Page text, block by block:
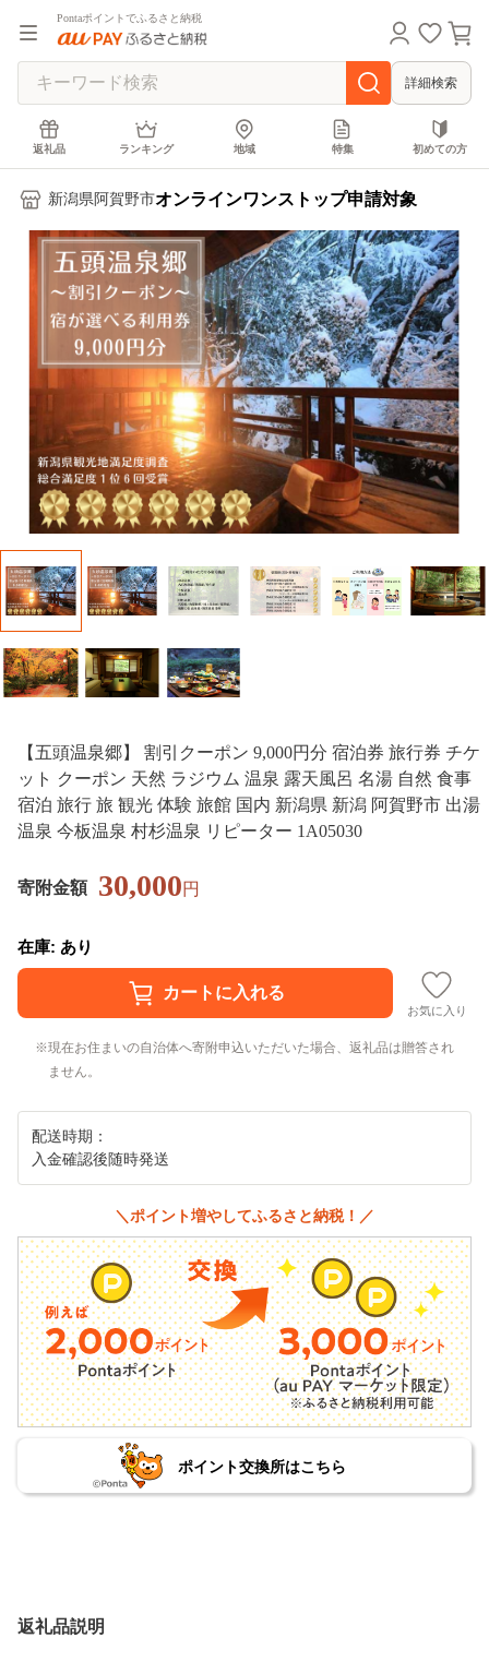
Pontaポイントでふるさと納税
詳細検索
返礼品 ランキング 地域 特集 初めての方
新潟県阿賀野市オンラインワンストップ申請対象
【五頭温泉郷】 割引クーポン 9,000円分 宿泊券 旅行券 チケ
ット クーポン 天然 ラジウム 温泉 露天風呂 名湯 自然 食事
宿泊 旅行 旅 観光 体験 旅館 国内 新潟県 新潟 阿賀野市 出湯
温泉 今板温泉 村杉温泉 リピーター 1A05030
寄附金額 30,000円
在庫: あり
お気に入り
現在お住まいの自治体へ寄附申込いただいた場合、返礼品は贈答され
ません。
配送時期：
入金確認後随時発送
＼ポイント増やしてふるさと納税！／
ポイント交換所はこちら
返礼品説明